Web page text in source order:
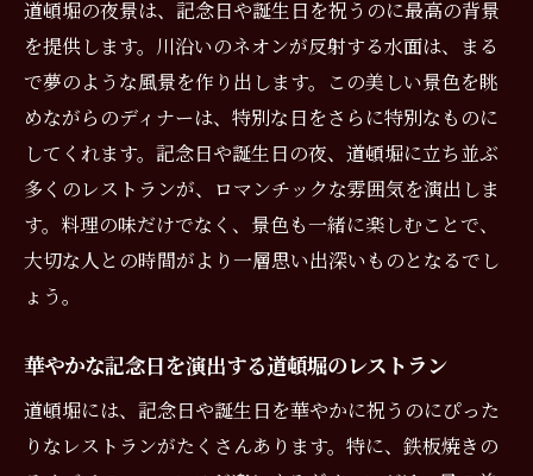
道頓堀の夜景は、記念日や誕生日を祝うのに最高の背景
を提供します。川沿いのネオンが反射する水面は、まる
で夢のような風景を作り出します。この美しい景色を眺
めながらのディナーは、特別な日をさらに特別なものに
してくれます。記念日や誕生日の夜、道頓堀に立ち並ぶ
多くのレストランが、ロマンチックな雰囲気を演出しま
す。料理の味だけでなく、景色も一緒に楽しむことで、
大切な人との時間がより一層思い出深いものとなるでし
ょう。
華やかな記念日を演出する道頓堀のレストラン
道頓堀には、記念日や誕生日を華やかに祝うのにぴった
りなレストランがたくさんあります。特に、鉄板焼きの